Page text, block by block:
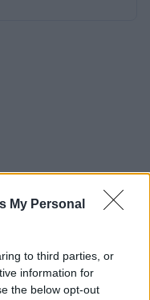
My Personal
to third parties, or
information for
the below opt-out